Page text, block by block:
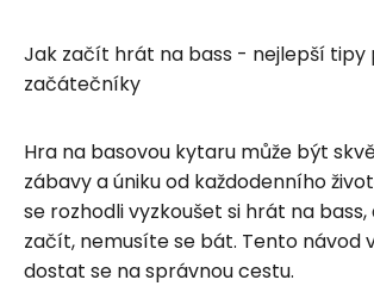
Jak začít hrát na bass - nejlepší tipy
začátečníky
Hra na basovou kytaru může být
zábavy a úniku od každodenního
se rozhodli vyzkoušet si hrát na
začít, nemusíte se bát. Tento návod
dostat se na správnou cestu.